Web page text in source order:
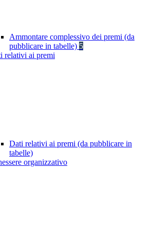
Ammontare complessivo dei premi (da
pubblicare in tabelle) 5
relativi ai premi
Dati relativi ai premi (da pubblicare in
tabelle)
organizzativo